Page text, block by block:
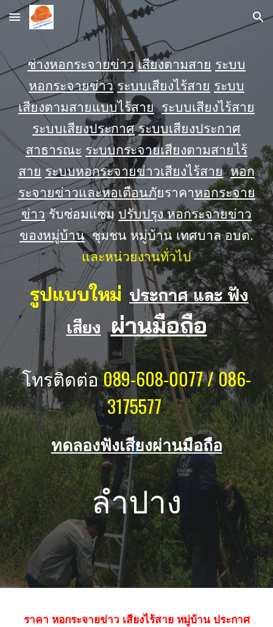
Skip to main content Skip to navigation
ช่างหอกระจายข่าว เสียงตามสาย ระบบ
หอกระจายข่าว ระบบเสียงไร้สาย ระบบ
เสียงตามสายแบบไร้สาย ระบบเสียงไร้สาย
ระบบเสียงประกาศ ระบบเสียงประกาศ
สาธารณะ ระบบกระจายเสียงตามสายไร้
สาย ระบบหอกระจายข่าวเสียงไร้สาย หอก
ระจายข่าวและหอเตือนภัยราคาหอกระจาย
ข่าว รับซ่อมแซม ปรับปรุง หอกระจายข่าว
ของหมู่บ้าน ชุมชน หมู่บ้าน เทศบาล อบต.
และหน่วยงานทั่วไป
รูปแบบใหม่ ประกาศ และ ฟัง
เสียง ผ่านมือถือ
โทรติดต่อ089-608-0077 / 086-
3175577
ทดลองฟังเสียงผ่านมือถือ
ลำปาง
ราคา หอกระจายข่าว เสียงไร้สาย หมู่บ้าน ประกาศ